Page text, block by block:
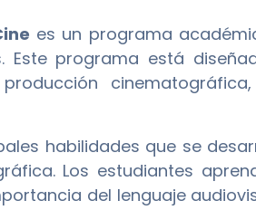
es un programa
Este programa está
habilidades que se
Los estudiantes
del lenguaje